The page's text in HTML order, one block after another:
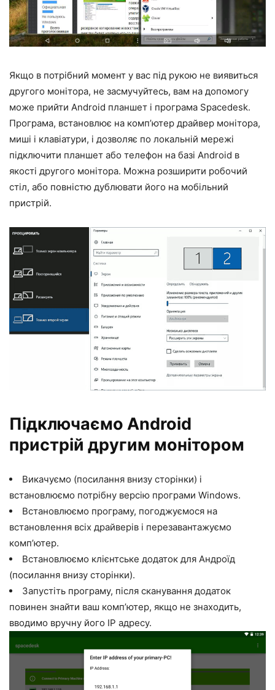
Якщо в потрібний момент у вас під рукою не виявиться
другого монітора, не засмучуйтесь, вам на допомогу
може прийти Android планшет і програма Spacedesk.
Програма, встановлює на комп’ютер драйвер монітора,
миші і клавіатури, і дозволяє по локальній мережі
підключити планшет або телефон на базі Android в
якості другого монітора. Можна розширити робочий
стіл, або повністю дублювати його на мобільний
пристрій.
Підключаємо Android
пристрій другим монітором
Викачуємо (посилання внизу сторінки) і
встановлюємо потрібну версію програми Windows.
Встановлюємо програму, погоджуємося на
встановлення всіх драйверів і перезавантажуємо
комп’ютер.
Встановлюємо клієнтське додаток для Андроїд
(посилання внизу сторінки).
Запустіть програму, після сканування додаток
повинен знайти ваш комп’ютер, якщо не знаходить,
вводимо вручну його IP адресу.